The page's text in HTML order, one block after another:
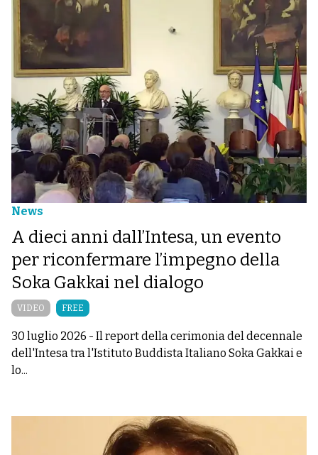
News
A dieci anni dall’Intesa, un evento
per riconfermare l’impegno della
Soka Gakkai nel dialogo
VIDEO FREE
30 luglio 2026 - Il report della cerimonia del decennale
dell'Intesa tra l'Istituto Buddista Italiano Soka Gakkai e
lo...